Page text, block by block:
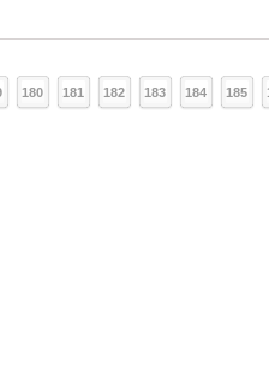
180 181 182 183 184 185